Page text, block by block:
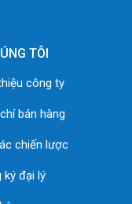
TÔI
công ty
bán hàng
chiến lược
ký đại lý